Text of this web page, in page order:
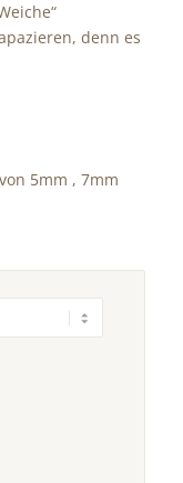
denn es
5mm , 7mm